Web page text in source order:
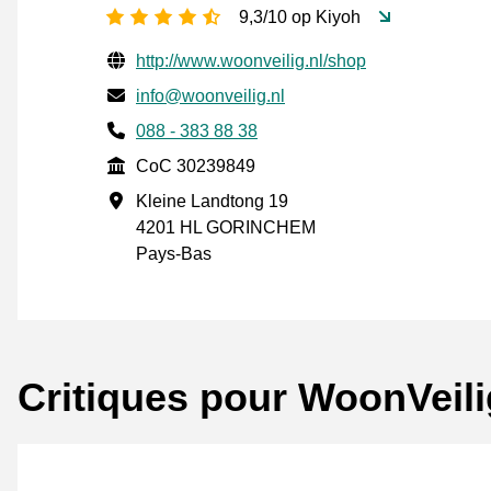
9,3/10 op Kiyoh
Informations de contact vérifiées
Website URL
http://www.woonveilig.nl/shop
E-mail
info@woonveilig.nl
Phone number
088 - 383 88 38
CoC
CoC 30239849
Adresse professionnelle
Kleine Landtong 19
4201 HL GORINCHEM
Pays-Bas
Critiques pour